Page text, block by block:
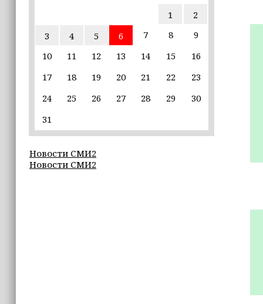
16:02
Неделя популяризации грудного
вскармливания: что важно знать
15:39
Республике серию спортивных
мероприятий в преддверии Дня
физкультурника
15:10
1
2
3
4 5 6 7 8
9
10
11 12 13 14 15
16
17
18 19 20 21 22
23
24
25 26 27 28 29
30
31
Новости СМИ2
Новости СМИ2